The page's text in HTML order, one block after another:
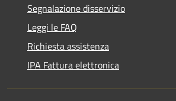
Segnalazione disservizio
Leggi le FAQ
Richiesta assistenza
IPA Fattura elettronica